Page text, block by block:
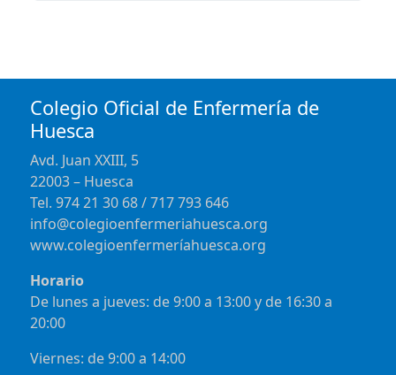
Colegio Oficial de Enfermería de
Huesca
Avd. Juan XXIII, 5
22003 – Huesca
Tel. 974 21 30 68 / 717 793 646
info@colegioenfermeriahuesca.org
www.colegioenfermeríahuesca.org
Horario
De lunes a jueves: de 9:00 a 13:00 y de 16:30 a
20:00
Viernes: de 9:00 a 14:00